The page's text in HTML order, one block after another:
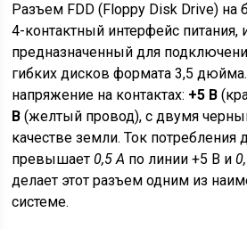
Разъем FDD (Floppy Disk Drive) на
4-контактный интерфейс питания,
предназначенный для
гибких дисков формата 3,5
напряжение на контактах: +5 В
В (желтый провод), с двумя
качестве земли. Ток потребления
превышает0,5 А по линии +5 В и
делает этот разъем одним из
системе.